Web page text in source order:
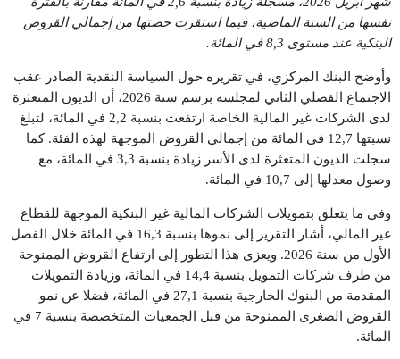
نفسها من السنة الماضية، فيما استقرت حصتها من إجمالي القروض
البنكية عند مستوى 8,3 في المائة
.
وأوضح البنك المركزي، في تقريره حول السياسة النقدية الصادر عقب
الاجتماع الفصلي الثاني لمجلسه برسم سنة 2026، أن الديون المتعثرة
لدى الشركات غير المالية الخاصة ارتفعت بنسبة 2,2 في المائة، لتبلغ
نسبتها 12,7 في المائة من إجمالي القروض الموجهة لهذه الفئة. كما
سجلت الديون المتعثرة لدى الأسر زيادة بنسبة 3,3 في المائة، مع
وصول معدلها إلى 10,7 في المائة.
وفي ما يتعلق بتمويلات الشركات المالية غير البنكية الموجهة للقطاع
غير المالي، أشار التقرير إلى نموها بنسبة 16,3 في المائة خلال الفصل
الأول من سنة 2026. ويعزى هذا التطور إلى ارتفاع القروض الممنوحة
من طرف شركات التمويل بنسبة 14,4 في المائة، وزيادة التمويلات
المقدمة من البنوك الخارجية بنسبة 27,1 في المائة، فضلا عن نمو
القروض الصغرى الممنوحة من قبل الجمعيات المتخصصة بنسبة 7 في
المائة.